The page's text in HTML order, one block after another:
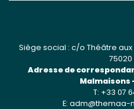
Siège social : c/o Théâtre
75020
Adresse de
Malmaisons -
T: +33 07
E: